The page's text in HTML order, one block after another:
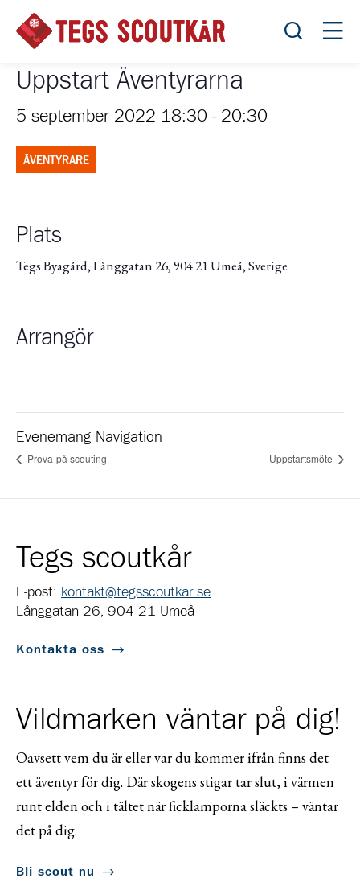
Öppna
Uppstart Äventyrarna
5 september 2022 18:30 - 20:30
ÄVENTYRARE
Plats
Tegs Byagård, Långgatan 26, 904 21 Umeå, Sverige
Arrangör
Evenemang Navigation
Prova-på scouting Uppstartsmöte
Tegs scoutkår
E-post: kontakt@tegsscoutkar.se
Långgatan 26, 904 21 Umeå
Kontakta oss
Vildmarken väntar på dig!
Oavsett vem du är eller var du kommer ifrån finns det
ett äventyr för dig. Där skogens stigar tar slut, i värmen
runt elden och i tältet när ficklamporna släckts – väntar
det på dig.
Bli scout nu